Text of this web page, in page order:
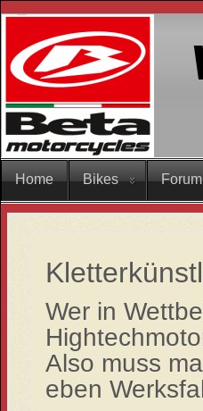
Home Bikes Forum
Wer in
Also muss
eben